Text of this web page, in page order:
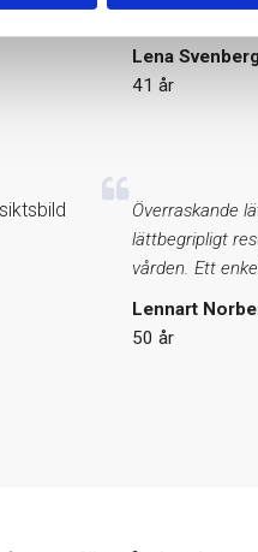
kolla upp!
Lena Svenberg
41 år
Överraskande
lättbegripligt
vården. Ett
Lennart
50 år